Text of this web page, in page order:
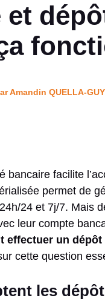
Amandin QUELLA-
bancaire facilite
permet de
24 et 7j/7. Mais
leur compte
effectuer un dépôt
cette question
les